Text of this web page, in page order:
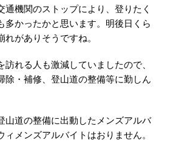
通機関のストップにより、登りたく
多かったかと思います。明後日くら
がありそうですね。
訪れる人も激減していましたので、
除・補修、登山道の整備等に勤しん
山道の整備に出動したメンズアルバ
ィメンズアルバイトはおりません。